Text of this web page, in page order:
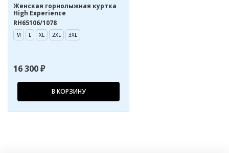
Женская горнолыжная куртка
High Experience
RH65106/1078
M L XL 2XL 3XL
16 300 ₽
В КОРЗИНУ